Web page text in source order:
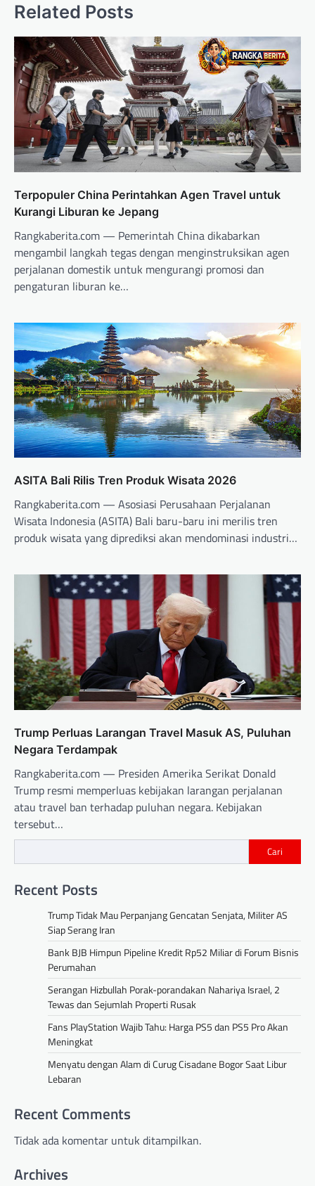
Related Posts
Terpopuler China Perintahkan Agen Travel untuk
Kurangi Liburan ke Jepang
Rangkaberita.com — Pemerintah China dikabarkan
mengambil langkah tegas dengan menginstruksikan agen
perjalanan domestik untuk mengurangi promosi dan
pengaturan liburan ke…
ASITA Bali Rilis Tren Produk Wisata 2026
Rangkaberita.com — Asosiasi Perusahaan Perjalanan
Wisata Indonesia (ASITA) Bali baru-baru ini merilis tren
produk wisata yang diprediksi akan mendominasi industri…
Trump Perluas Larangan Travel Masuk AS, Puluhan
Negara Terdampak
Rangkaberita.com — Presiden Amerika Serikat Donald
Trump resmi memperluas kebijakan larangan perjalanan
atau travel ban terhadap puluhan negara. Kebijakan
tersebut…
Cari
Recent Posts
Trump Tidak Mau Perpanjang Gencatan Senjata, Militer AS
Siap Serang Iran
Bank BJB Himpun Pipeline Kredit Rp52 Miliar di Forum Bisnis
Perumahan
Serangan Hizbullah Porak-porandakan Nahariya Israel, 2
Tewas dan Sejumlah Properti Rusak
Fans PlayStation Wajib Tahu: Harga PS5 dan PS5 Pro Akan
Meningkat
Menyatu dengan Alam di Curug Cisadane Bogor Saat Libur
Lebaran
Recent Comments
Tidak ada komentar untuk ditampilkan.
Archives